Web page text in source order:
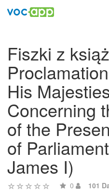
Fiszki z
His
Concerning
of the
of
James I)
0 101